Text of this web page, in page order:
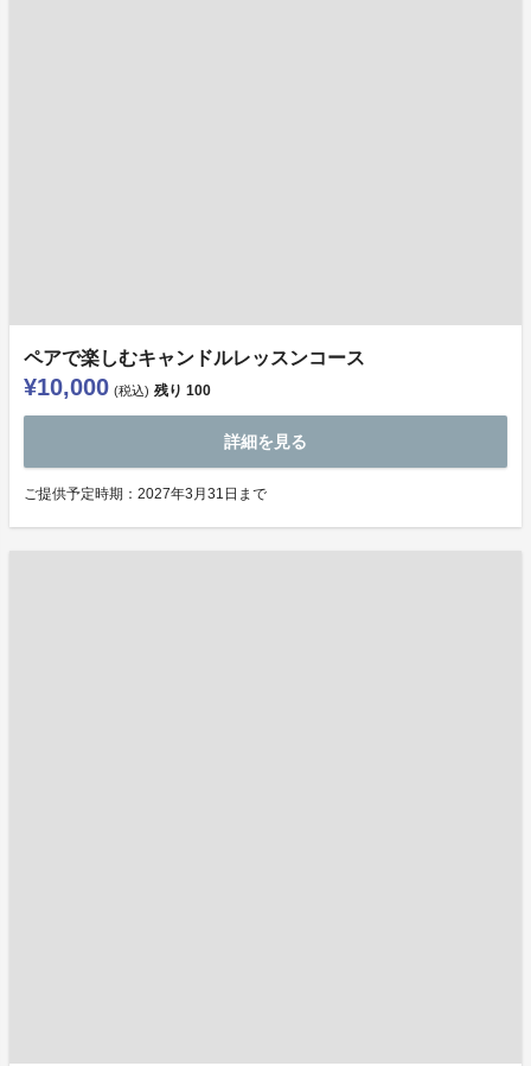
ペアで楽しむキャンドルレッスンコース
¥10,000 (税込) 残り 100
詳細を見る
ご提供予定時期：2027年3月31日まで